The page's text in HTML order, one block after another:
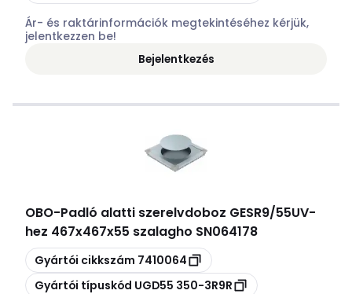
Ár- és raktárinformációk megtekintéséhez kérjük,
jelentkezzen be!
Bejelentkezés
OBO-Padló alatti szerelvdoboz GESR9/55UV-
hez 467x467x55 szalagho SN064178
Másolás
Gyártói cikkszám 7410064
Másolás
Gyártói típuskód UGD55 350-3R9R